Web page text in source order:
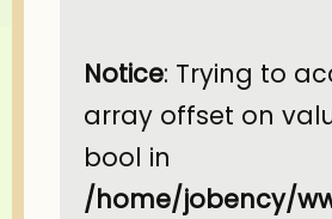
Notice: Trying to
array offset on
bool in
/home/jobency/